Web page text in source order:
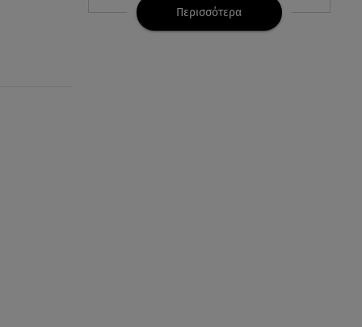
07.08.26 , 21:17
Κλήρωση Eurojackpot
Περισσότερα